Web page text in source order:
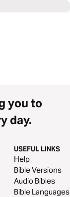
you to
day.
USEFUL LINKS
Help
Bible Versions
Audio Bibles
Bible Languages